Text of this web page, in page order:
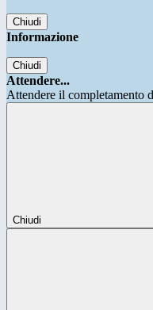
Chiudi
Informazione
Chiudi
Attendere...
Attendere il completamento
Chiudi